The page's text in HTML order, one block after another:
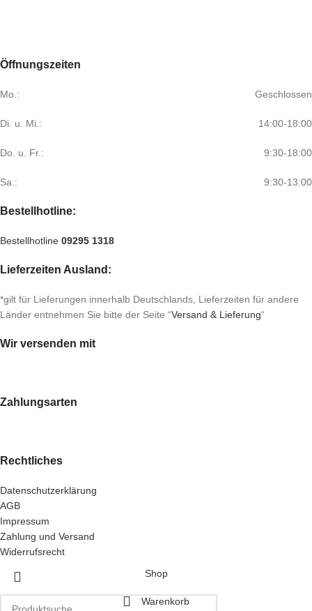
Öffnungszeiten
Mo.: Geschlossen
Di. u. Mi.: 14:00-18:00
Do. u. Fr.: 9:30-18:00
Sa.: 9:30-13:00
Bestellhotline:
Bestellhotline 09295 1318
Lieferzeiten Ausland:
*gilt für Lieferungen innerhalb Deutschlands, Lieferzeiten für andere
Länder entnehmen Sie bitte der Seite “Versand & Lieferung“
Wir versenden mit
Zahlungsarten
Rechtliches
Datenschutzerklärung
AGB
Impressum
Zahlung und Versand
Widerrufsrecht
Shop
Warenkorb